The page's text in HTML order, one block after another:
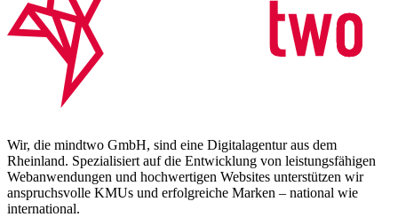
Wir, die mindtwo GmbH, sind eine Digitalagentur aus dem
Rheinland. Spezialisiert auf die Entwicklung von leistungsfähigen
Webanwendungen und hochwertigen Websites unterstützen wir
anspruchsvolle KMUs und erfolgreiche Marken – national wie
international.